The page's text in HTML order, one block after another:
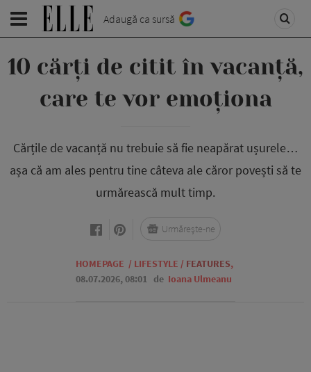
Adaugă ca sursă
10 cărți de citit în vacanță,
care te vor emoționa
Cărțile de vacanță nu trebuie să fie neapărat ușurele…
așa că am ales pentru tine câteva ale căror povești să te
urmărească mult timp.
HOMEPAGE / LIFESTYLE / FEATURES,
08.07.2026, 08:01 de Ioana Ulmeanu
Urmărește-ne